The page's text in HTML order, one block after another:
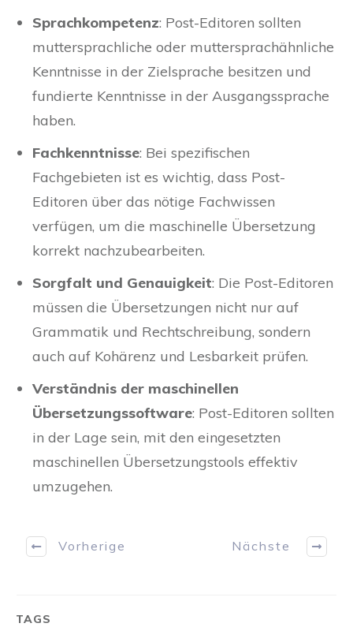
Sprachkompetenz: Post-Editoren sollten
muttersprachliche oder muttersprachähnliche
Kenntnisse in der Zielsprache besitzen und
fundierte Kenntnisse in der Ausgangssprache
haben.
Fachkenntnisse: Bei spezifischen
Fachgebieten ist es wichtig, dass Post-
Editoren über das nötige Fachwissen
verfügen, um die maschinelle Übersetzung
korrekt nachzubearbeiten.
Sorgfalt und Genauigkeit: Die Post-Editoren
müssen die Übersetzungen nicht nur auf
Grammatik und Rechtschreibung, sondern
auch auf Kohärenz und Lesbarkeit prüfen.
Verständnis der maschinellen
Übersetzungssoftware: Post-Editoren sollten
in der Lage sein, mit den eingesetzten
maschinellen Übersetzungstools effektiv
umzugehen.
Vorherige Nächste
TAGS